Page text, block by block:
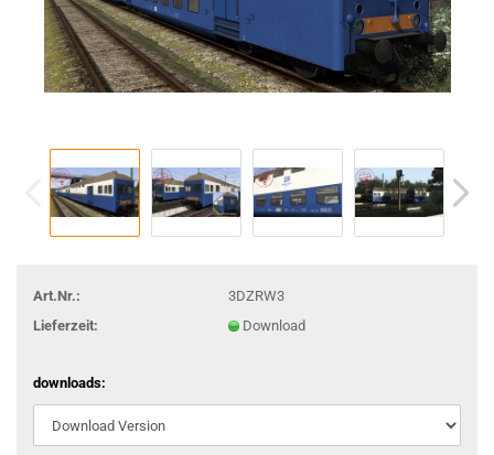
Art.Nr.:
3DZRW3
Lieferzeit:
Download
downloads: